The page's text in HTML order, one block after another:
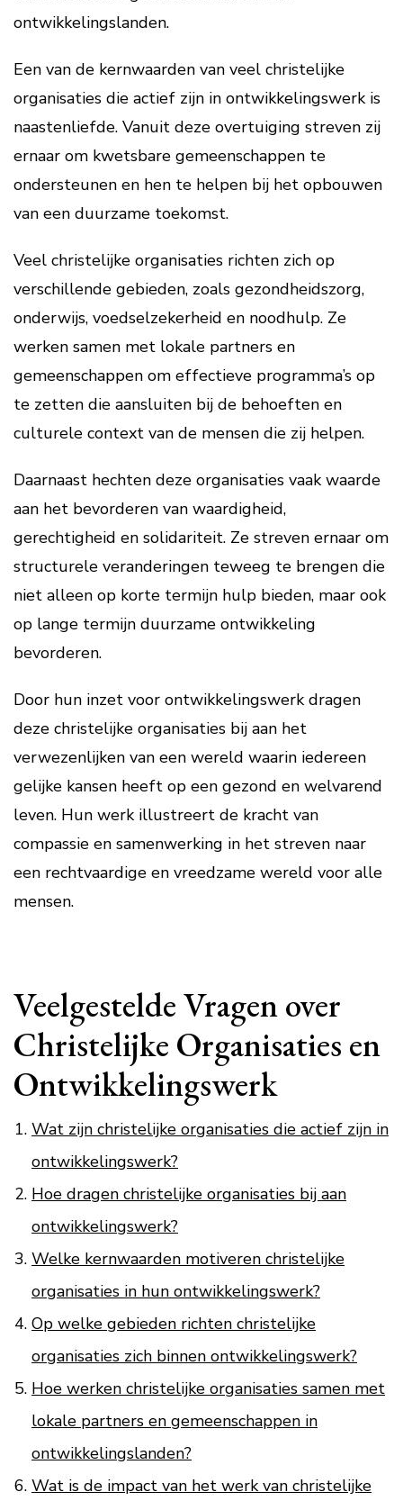
ontwikkelingslanden.
Een van de kernwaarden van veel christelijke
organisaties die actief zijn in ontwikkelingswerk is
naastenliefde. Vanuit deze overtuiging streven zij
ernaar om kwetsbare gemeenschappen te
ondersteunen en hen te helpen bij het opbouwen
van een duurzame toekomst.
Veel christelijke organisaties richten zich op
verschillende gebieden, zoals gezondheidszorg,
onderwijs, voedselzekerheid en noodhulp. Ze
werken samen met lokale partners en
gemeenschappen om effectieve programma’s op
te zetten die aansluiten bij de behoeften en
culturele context van de mensen die zij helpen.
Daarnaast hechten deze organisaties vaak waarde
aan het bevorderen van waardigheid,
gerechtigheid en solidariteit. Ze streven ernaar om
structurele veranderingen teweeg te brengen die
niet alleen op korte termijn hulp bieden, maar ook
op lange termijn duurzame ontwikkeling
bevorderen.
Door hun inzet voor ontwikkelingswerk dragen
deze christelijke organisaties bij aan het
verwezenlijken van een wereld waarin iedereen
gelijke kansen heeft op een gezond en welvarend
leven. Hun werk illustreert de kracht van
compassie en samenwerking in het streven naar
een rechtvaardige en vreedzame wereld voor alle
mensen.
Veelgestelde Vragen over
Christelijke Organisaties en
Ontwikkelingswerk
Wat zijn christelijke organisaties die actief zijn in
ontwikkelingswerk?
Hoe dragen christelijke organisaties bij aan
ontwikkelingswerk?
Welke kernwaarden motiveren christelijke
organisaties in hun ontwikkelingswerk?
Op welke gebieden richten christelijke
organisaties zich binnen ontwikkelingswerk?
Hoe werken christelijke organisaties samen met
lokale partners en gemeenschappen in
ontwikkelingslanden?
Wat is de impact van het werk van christelijke